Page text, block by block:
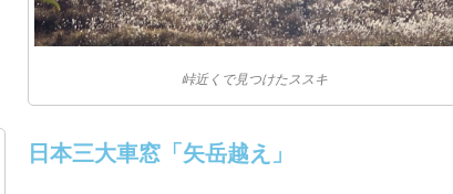
峠近くで見つけたススキ
日本三大車窓「矢岳越え」